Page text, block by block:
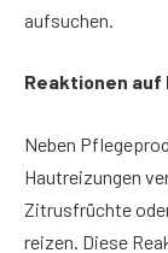
aufsuchen.
Reaktionen auf
Neben
Hautreizungen
Zitrusfrüchte
reizen. Diese